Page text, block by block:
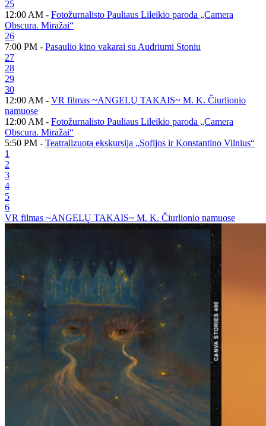
25
12:00 AM - Fotožurnalisto Pauliaus Lileikio paroda „Camera
Obscura. Miražai“
26
7:00 PM - Pasaulio kino vakarai su Audriumi Stoniu
27
28
29
30
12:00 AM - VR filmas ~ANGELŲ TAKAIS~ M. K. Čiurlionio
namuose
12:00 AM - Fotožurnalisto Pauliaus Lileikio paroda „Camera
Obscura. Miražai“
5:50 PM - Teatralizuota ekskursija „Sofijos ir Konstantino Vilnius“
1
2
3
4
5
6
VR filmas ~ANGELŲ TAKAIS~ M. K. Čiurlionio namuose